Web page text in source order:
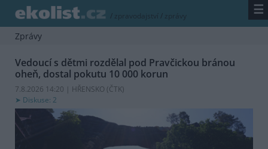
/ zpravodajství / zprávy ☰
Zprávy
Vedoucí s dětmi rozdělal pod Pravčickou bránou
oheň, dostal pokutu 10 000 korun
7.8.2026 14:20 | HŘENSKO (ČTK)
Diskuse: 2